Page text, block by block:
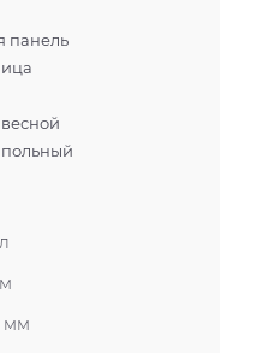
панель
мм